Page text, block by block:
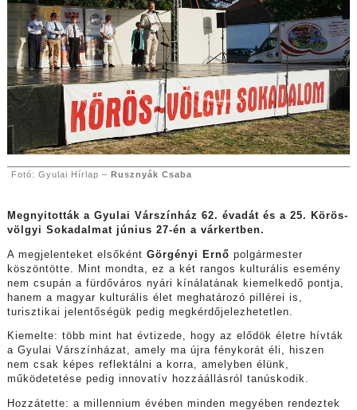
Fotó: Gyulai Hírlap – Rusznyák Csaba
Megnyitották a Gyulai Várszínház 62. évadát és a 25. Körös-
völgyi Sokadalmat június 27-én a várkertben.
A megjelenteket elsőként Görgényi Ernő polgármester
köszöntötte. Mint mondta, ez a két rangos kulturális esemény
nem csupán a fürdőváros nyári kínálatának kiemelkedő pontja,
hanem a magyar kulturális élet meghatározó pillérei is,
turisztikai jelentőségük pedig megkérdőjelezhetetlen.
Kiemelte: több mint hat évtizede, hogy az elődök életre hívták
a Gyulai Várszínházat, amely ma újra fénykorát éli, hiszen
nem csak képes reflektálni a korra, amelyben élünk,
működetetése pedig innovatív hozzáállásról tanúskodik.
Hozzátette: a millennium évében minden megyében rendeztek